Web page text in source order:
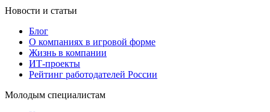
Новости и статьи
Блог
О компаниях в игровой форме
Жизнь в компании
ИТ-проекты
Рейтинг работодателей России
Молодым специалистам